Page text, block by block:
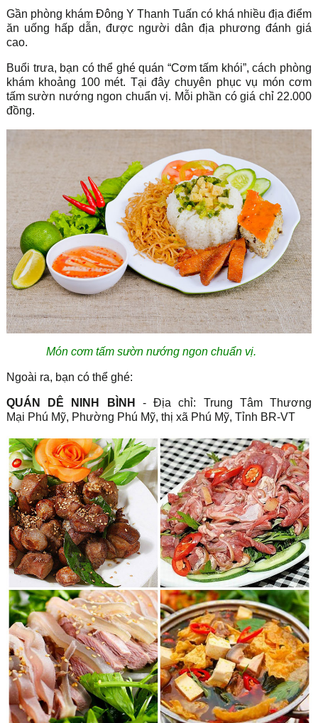
Gần phòng khám Đông Y Thanh Tuấn có khá nhiều địa điểm
ăn uống hấp dẫn, được người dân địa phương đánh giá
cao.
Buổi trưa, bạn có thể ghé quán “Cơm tấm khói”, cách phòng
khám khoảng 100 mét. Tại đây chuyên phục vụ món cơm
tấm sườn nướng ngon chuẩn vị. Mỗi phần có giá chỉ 22.000
đồng.
Món cơm tấm sườn nướng ngon chuẩn vị.
Ngoài ra, bạn có thể ghé:
QUÁN DÊ NINH BÌNH
- Địa chỉ: Trung Tâm Thương
Mại Phú Mỹ, Phường Phú Mỹ, thị xã Phú Mỹ, Tỉnh BR-VT